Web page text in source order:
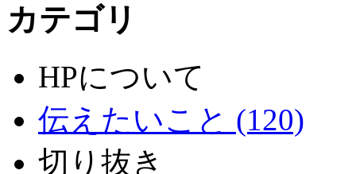
カテゴリ
HPについて
伝えたいこと (120)
切り抜き